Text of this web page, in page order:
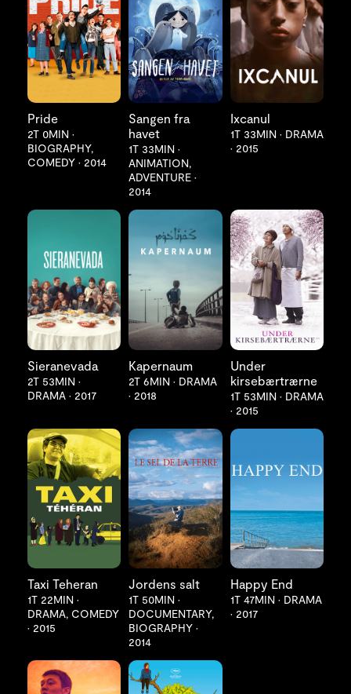
LES MER
Pride
2T 0MIN •
BIOGRAPHY,
COMEDY • 2014
LES MER
Sangen fra
havet
1T 33MIN•
ANIMATION,
ADVENTURE•
2014
LES MER
Ixcanul
1T 33MIN • DRAMA
• 2015
LES MER
Sieranevada
2T 53MIN •
DRAMA • 2017
LES MER
Kapernaum
2T 6MIN• DRAMA
• 2018
LES MER
Under
kirsebærtrærne
1T 53MIN • DRAMA
• 2015
LES MER
Taxi Teheran
1T 22MIN •
DRAMA, COMEDY
• 2015
LES MER
Jordens salt
1T 50MIN•
DOCUMENTARY,
BIOGRAPHY•
2014
Happy End
1T 47MIN • DRAMA
• 2017